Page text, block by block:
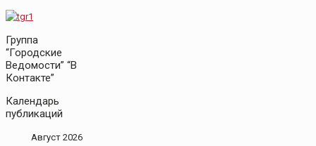
Группа
“Городские
Ведомости” “В
Контакте”
Календарь
публикаций
Август 2026